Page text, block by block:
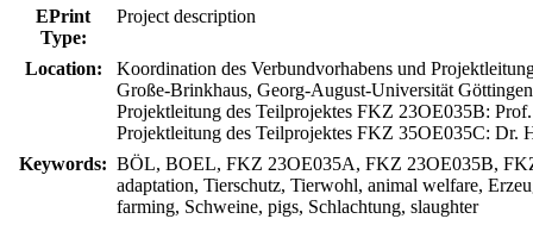
EPrint
Type:
Project description
Location:
Koordination des Verbundvorhabens und
Große-Brinkhaus, Georg-August-Universität Göttingen
Projektleitung des Teilprojektes FKZ 23OE035B:
Projektleitung des Teilprojektes FKZ 35OE035C: Dr.
Keywords: BÖL, BOEL, FKZ 23OE035A, FKZ 23OE035B,
adaptation, Tierschutz, Tierwohl, animal welfare,
farming, Schweine, pigs, Schlachtung, slaughter